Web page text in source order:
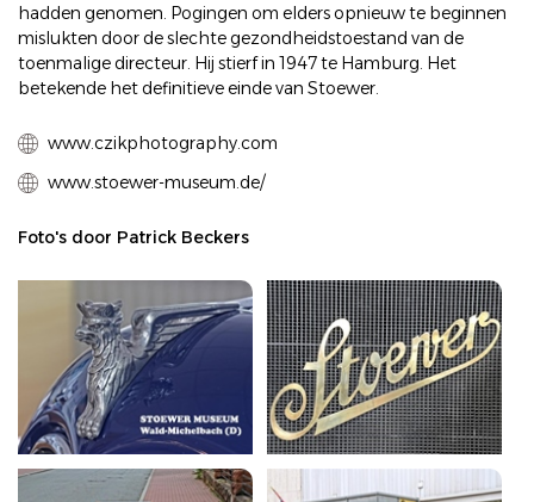
hadden genomen. Pogingen om elders opnieuw te beginnen
mislukten door de slechte gezondheidstoestand van de
toenmalige directeur. Hij stierf in 1947 te Hamburg. Het
betekende het definitieve einde van Stoewer.
www.czikphotography.com
www.stoewer-museum.de/
Foto's door Patrick Beckers